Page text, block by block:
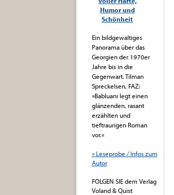
Ein bildgewaltiges
Panorama über das
Georgien der 1970er
Jahre bis in die
Gegenwart. Tilman
Spreckelsen, FAZ:
»Babluani legt einen
glänzenden, rasant
erzählten und
tieftraurigen Roman
vor.«
» Leseprobe / Infos zum
Autor
FOLGEN SIE dem Verlag
Voland & Quist